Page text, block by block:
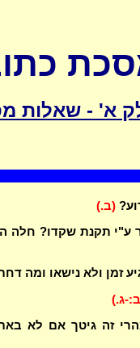
א' - שאלות
(ב.)
ע"י תקנת שקדו?
זמן ולא נישאו ומה
ג.)
זה גיטך אם לא